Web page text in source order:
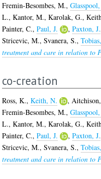
Fremin-Besombes, M.,
L., Kantor, M., Karolak, G.,
Painter, C., Paul, J. , Paxton, J.
Stricevic, M., Svanera, S.,
treatment and care in relation to
co-creation
Ross, K., Keith, N. ,
Fremin-Besombes, M.,
L., Kantor, M., Karolak, G.,
Painter, C., Paul, J. , Paxton, J.
Stricevic, M., Svanera, S.,
treatment and care in relation to